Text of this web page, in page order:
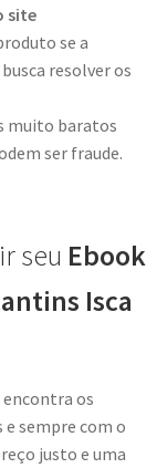
site
se a
resolver os
muito baratos
ser fraude.
seu Ebook
Isca
encontra os
sempre com o
justo e uma